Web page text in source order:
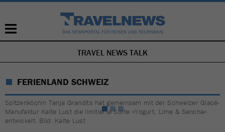
NAVIGATION
ÜBERSPRINGEN
TRAVEL NEWS TALK
FERIENLAND SCHWEIZ
Spitzenköchin Tanja Grandits hat gemeinsam mit der Schweizer Glacé-
Manufaktur Kalte Lust die limitierte Sorte «Yogurt, Lime & Sencha»
entwickelt. Bild: Kalte Lust